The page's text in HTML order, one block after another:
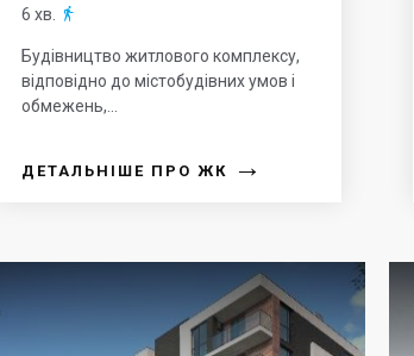
6 хв.

Будівництво житлового комплексу,
відповідно до містобудівних умов і
обмежень,...
ДЕТАЛЬНІШЕ ПРО ЖК →